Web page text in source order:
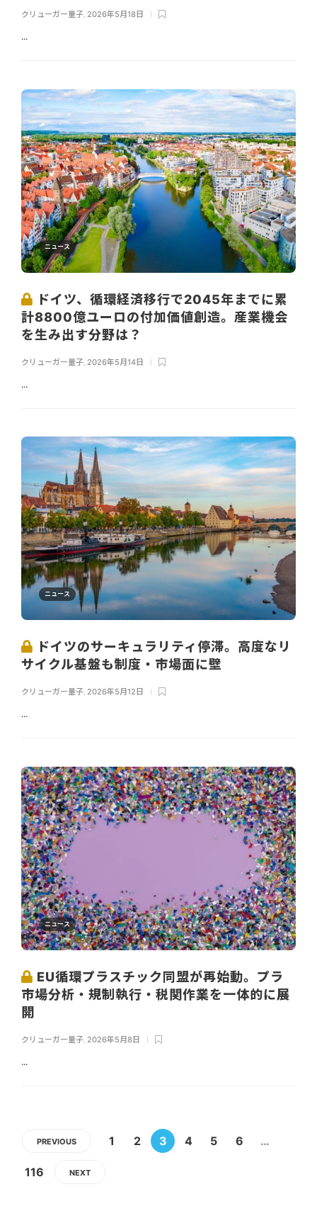
クリューガー量子 2026年5月18日
...
ニュース
ドイツ、循環経済移行で2045年までに累
計8800億ユーロの付加価値創造。産業機会
を生み出す分野は？
クリューガー量子 2026年5月14日
...
ニュース
ドイツのサーキュラリティ停滞。高度なリ
サイクル基盤も制度・市場面に壁
クリューガー量子 2026年5月12日
...
ニュース
EU循環プラスチック同盟が再始動。プラ
市場分析・規制執行・税関作業を一体的に展
開
クリューガー量子 2026年5月8日
...
PREVIOUS 1 2 3 4 5 6 …
116 NEXT